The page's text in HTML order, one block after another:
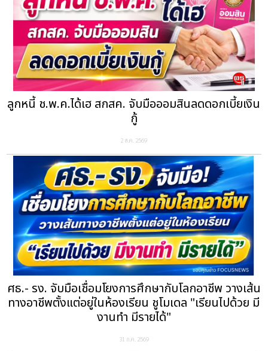
ลูกหนี้ ช.พ.ค.ได้เฮ สกสค. จับมือออมสินลดดอกเบี้ยเงิน
กู้
2 ส.ค. 2569
ศธ.- รง. จับมือเชื่อมโยงการศึกษากับโลกอาชีพ วางเส้น
ทางอาชีพตั้งแต่อยู่ในห้องเรียน ชูโมเดล "เรียนไปด้วย มี
งานทำ มีรายได้"
31 ก.ค. 2569